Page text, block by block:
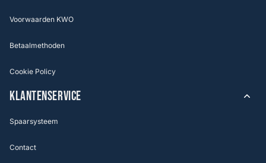
Voorwaarden KWO
Betaalmethoden
Cookie Policy
KLANTENSERVICE
Spaarsysteem
Contact